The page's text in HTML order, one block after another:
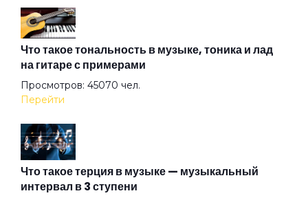
The Angel Calling
The Postcard
The Time
The Wind
Что такое тональность в музыке, тоника и лад
на гитаре с примерами
Просмотров: 45070 чел.
Перейти
Что такое терция в музыке — музыкальный
интервал в 3 ступени